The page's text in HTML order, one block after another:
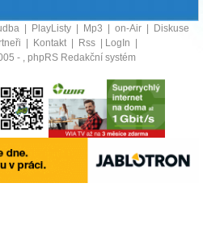
PlayListy Mp3 on-Air
Diskuse
Kontakt Rss LogIn
- , phpRS Redakční systém